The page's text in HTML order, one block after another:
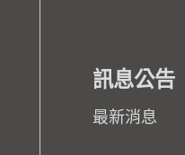
訊息公告
最新消息